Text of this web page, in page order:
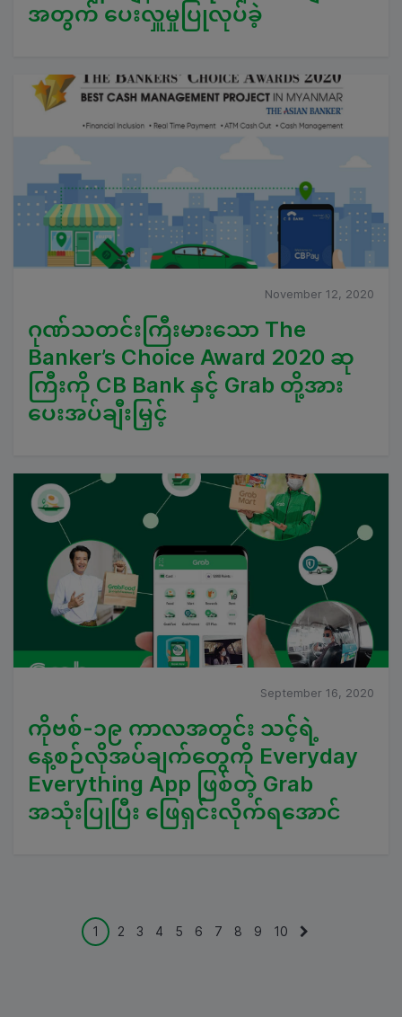
အတွက် ပေးလှူမှုပြုလုပ်ခဲ့
November 12, 2020
ဂုဏ်သတင်းကြီးမားသော The
Banker’s Choice Award 2020 ဆု
ကြီးကို CB Bank နှင့် Grab တို့အား
ပေးအပ်ချီးမြှင့်
September 16, 2020
ကိုဗစ်-၁၉ ကာလအတွင်း သင့်ရဲ့
နေ့စဉ်လိုအပ်ချက်တွေကို Everyday
Everything App ဖြစ်တဲ့ Grab
အသုံးပြုပြီး ဖြေရှင်းလိုက်ရအောင်
1 2 3 4 5 6 7 8 9 10